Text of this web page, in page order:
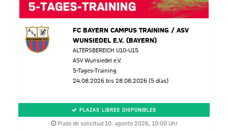
FC BAYERN CAMPUS TRAINING / ASV
WUNSIEDEL E.V. (BAYERN)
ALTERSBEREICH U10-U15
ASV Wunsiedel e.V.
5-Tages-Training
24.08.2026 bis 28.08.2026 (5 días)
PLAZAS LIBRES DISPONIBLES
Plazo de solicitud 10. agosto 2026, 10:00 Uhr